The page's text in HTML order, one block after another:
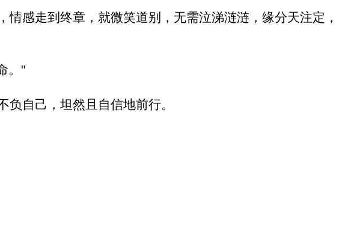
感走到终章，就微笑道别，无需泣涕涟涟，缘分天注定，
。"
负自己，坦然且自信地前行。